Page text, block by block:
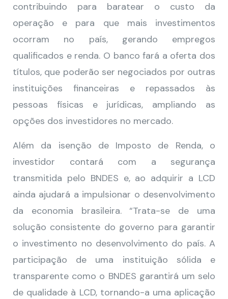
contribuindo para baratear o custo da
operação e para que mais investimentos
ocorram no país, gerando empregos
qualificados e renda. O banco fará a oferta dos
títulos, que poderão ser negociados por outras
instituições financeiras e repassados às
pessoas físicas e jurídicas, ampliando as
opções dos investidores no mercado.
Além da isenção de Imposto de Renda, o
investidor contará com a segurança
transmitida pelo BNDES e, ao adquirir a LCD
ainda ajudará a impulsionar o desenvolvimento
da economia brasileira. “Trata-se de uma
solução consistente do governo para garantir
o investimento no desenvolvimento do país. A
participação de uma instituição sólida e
transparente como o BNDES garantirá um selo
de qualidade à LCD, tornando-a uma aplicação